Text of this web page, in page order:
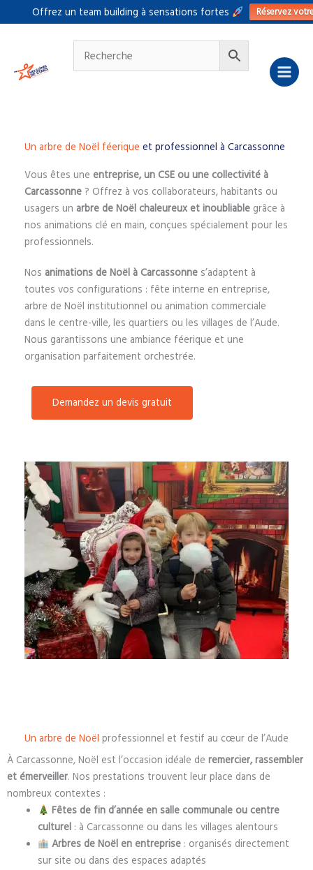
Offrez un team building à sensations fortes Réservez
au
Un arbre de Noël féerique et professionnel à Carcassonne
Vous êtes une entreprise, un CSE ou une collectivité à
Carcassonne ? Offrez à vos collaborateurs, habitants ou
usagers un arbre de Noël chaleureux et inoubliable grâce à
nos animations clé en main, conçues spécialement pour les
professionnels.
Nos animations de Noël à Carcassonne s’adaptent à
toutes vos configurations : fête interne en entreprise,
arbre de Noël institutionnel ou animation commerciale
dans le centre-ville, les quartiers ou les villages de l’Aude.
Nous garantissons une ambiance féerique et une
organisation parfaitement orchestrée.
Demandez un devis gratuit
Un arbre de Noël professionnel et festif au cœur de l’Aude
À Carcassonne, Noël est l’occasion idéale de remercier, rassembler
et émerveiller. Nos prestations trouvent leur place dans de
nombreux contextes :
Fêtes de fin d’année en salle communale ou centre
culturel: à Carcassonne ou dans les villages alentours
Arbres de Noël en entreprise : organisés directement
sur site ou dans des espaces adaptés